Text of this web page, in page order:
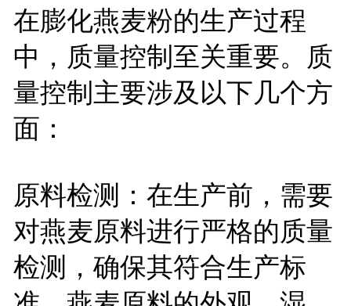
在膨化燕麦粉的生产过程
中，质量控制至关重要。质
量控制主要涉及以下几个方
面：
原料检测：在生产前，需要
对燕麦原料进行严格的质量
检测，确保其符合生产标